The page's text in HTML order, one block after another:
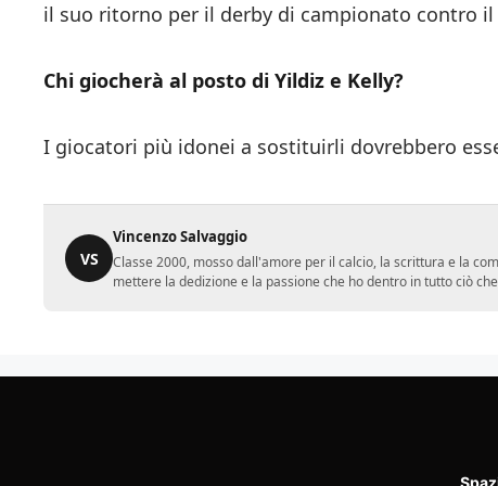
il suo ritorno per il derby di campionato contro il
Chi giocherà al posto di Yildiz e Kelly?
I giocatori più idonei a sostituirli dovrebbero
VS
Vincenzo Salvaggio
Classe 2000, mosso dall'amore per il calcio, la scrittura e la
mettere la dedizione e la passione che ho dentro in tutto ciò